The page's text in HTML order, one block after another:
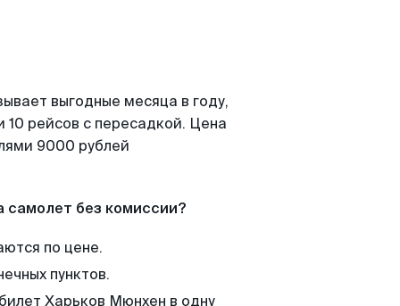
выгодные месяца в году,
рейсов с пересадкой. Цена
9000 рублей
самолет без комиссии?
по цене.
пунктов.
Харьков Мюнхен в одну